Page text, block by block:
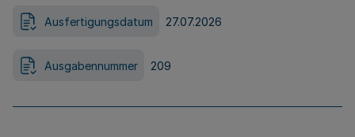
Ausfertigungsdatum 27.07.2026
Ausgabennummer 209